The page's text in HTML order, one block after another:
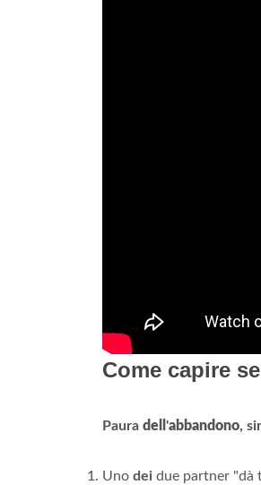
Come capire
Paura dell 'abbandono,
Uno dei due partner "dà